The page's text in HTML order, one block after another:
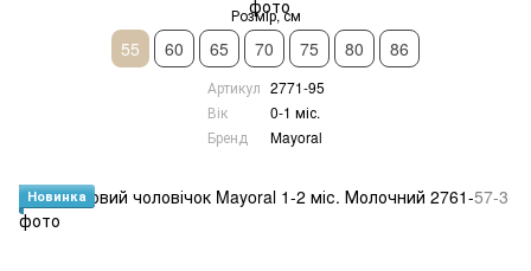
Розмір, см
55 60 65 70 75 80 86
Артикул 2771-95
Вік
0-1 міс.
Бренд
Mayoral
Новинка